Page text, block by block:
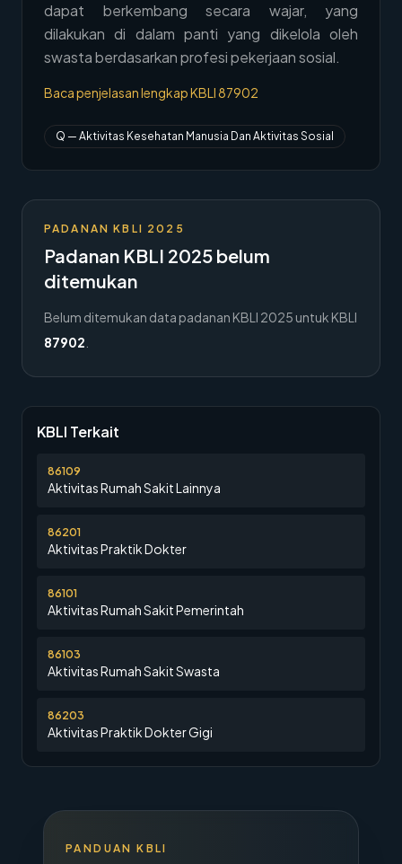
Member Area
dapat berkembang secara wajar, yang
dilakukan di dalam panti yang dikelola oleh
swasta berdasarkan profesi pekerjaan sosial.
Baca penjelasan lengkap KBLI87902
Q — Aktivitas Kesehatan Manusia Dan Aktivitas Sosial
PADANAN KBLI 2025
Padanan KBLI 2025 belum
ditemukan
Belum ditemukan data padanan KBLI 2025 untuk KBLI
87902
KBLI Terkait
86109
Aktivitas Rumah Sakit Lainnya
86201
Aktivitas Praktik Dokter
86101
Aktivitas Rumah Sakit Pemerintah
86103
Aktivitas Rumah Sakit Swasta
86203
Aktivitas Praktik Dokter Gigi
PANDUAN KBLI